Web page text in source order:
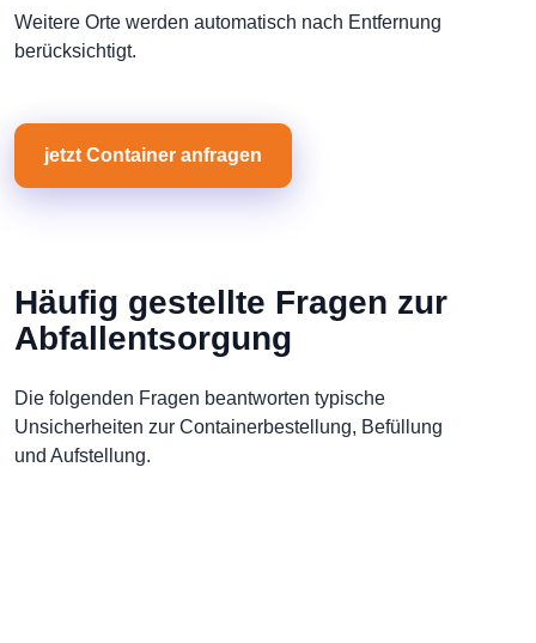
Weitere Orte werden automatisch nach Entfernung
berücksichtigt.
jetzt Container anfragen
Häufig gestellte Fragen zur
Abfallentsorgung
Die folgenden Fragen beantworten typische
Unsicherheiten zur Containerbestellung, Befüllung
und Aufstellung.